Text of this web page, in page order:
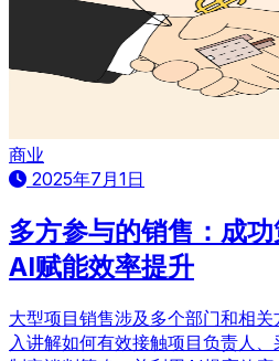
商业
2025年7月1日
多方参与的销售：成功
AI赋能效率提升
大型项目销售涉及多个部门和相
入讲解如何有效接触项目负责人、